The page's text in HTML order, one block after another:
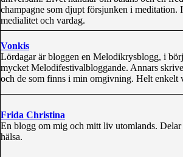
champagne som djupt försjunken i
medialitet och vardag.
Vonkis
Lördagar är bloggen en Melodikrysblogg, i
mycket Melodifestivalbloggande. Annars
och de som finns i min omgivning. Helt
Frida Christina
En blogg om mig och mitt liv utomlands.
hälsa.